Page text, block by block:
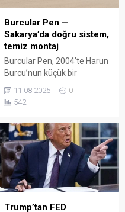
Burcular Pen —
Sakarya’da doğru sistem,
temiz montaj
Burcular Pen, 2004’te Harun
Burcu’nun küçük bir
atölyede attığı adımla
başladı; bugün Serdivan’daki
147 m² showroomu ve 750
Sakarya ve çevre ilçelerde
PVC doğrama, cam balkon,
kış bahçesi, panjur ve
küpeşte çözümlerini tek çatı
altında sunuyor. Fıratpen
kurumsal bayiliği ile çalışıyor
olmamız; profil kalitesi,
11.08.2025
0
542
Trump’tan FED